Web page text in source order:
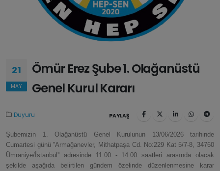
21
MAY
Ömür Erez Şube 1. Olağanüstü
Genel Kurul Kararı
Duyuru PAYLAŞ
Şubemizin 1. Olağanüstü Genel Kurulunun 13/06/2026 tarihinde
Cumartesi günü ''Armağanevler, Mithatpaşa Cd. No:229 Kat 5/7-8, 34760
Ümraniye/İstanbul'' adresinde 11.00 - 14.00 saatleri arasında olacak
şekilde aşağıda belirtilen gündem özelinde düzenlenmesine karar